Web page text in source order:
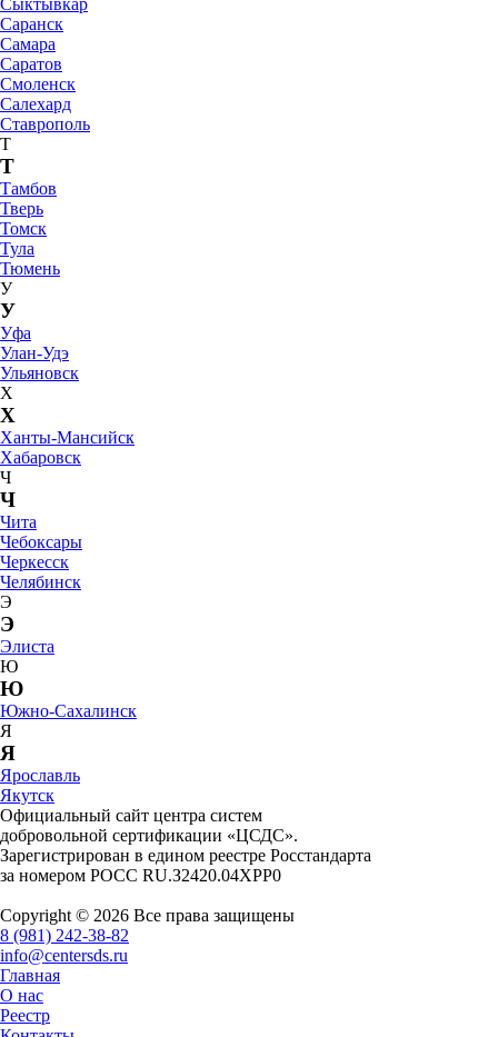
Сыктывкар
Саранск
Самара
Саратов
Смоленск
Салехард
Ставрополь
Т
Т
Тамбов
Тверь
Томск
Тула
Тюмень
У
У
Уфа
Улан-Удэ
Ульяновск
Х
Х
Ханты-Мансийск
Хабаровск
Ч
Ч
Чита
Чебоксары
Черкесск
Челябинск
Э
Э
Элиста
Ю
Ю
Южно-Сахалинск
Я
Я
Ярославль
Якутск
Официальный сайт центра систем
добровольной сертификации «ЦСДС».
Зарегистрирован в едином реестре Росстандарта
за номером РОСС RU.З2420.04ХРР0
Copyright © 2026 Все права защищены
8 (981) 242-38-82
info@centersds.ru
Главная
О нас
Реестр